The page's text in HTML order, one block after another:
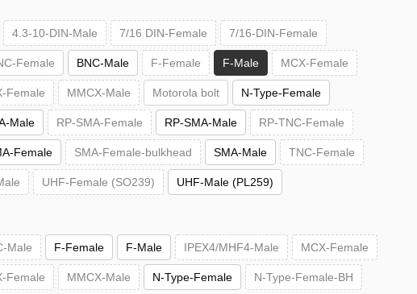
4.3-10-DIN-Male 7/16 DIN-Female 7/16-DIN-Female
Female BNC-Male F-Female F-Male MCX-Female
Female MMCX-Male Motorola bolt N-Type-Female
Male RP-SMA-Female RP-SMA-Male RP-TNC-Female
Female SMA-Female-bulkhead SMA-Male TNC-Female
UHF-Female (SO239) UHF-Male (PL259)
Male F-Female F-Male IPEX4/MHF4-Male MCX-Female
Female MMCX-Male N-Type-Female N-Type-Female-BH